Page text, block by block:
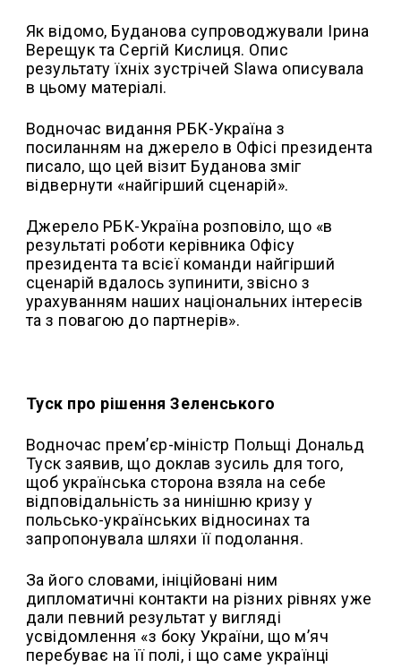
Як відомо, Буданова супроводжували Ірина
Верещук та Сергій Кислиця. Опис
результату їхніх зустрічей Slawa описувала
в цьому матеріалі.
Водночас видання РБК-Україна з
посиланням на джерело в Офісі президента
писало, що цей візит Буданова зміг
відвернути «найгірший сценарій».
Джерело РБК-Україна розповіло, що «в
результаті роботи керівника Офісу
президента та всієї команди найгірший
сценарій вдалось зупинити, звісно з
урахуванням наших національних інтересів
та з повагою до партнерів».
Туск про рішення Зеленського
Водночас прем’єр-міністр Польщі Дональд
Туск заявив, що доклав зусиль для того,
щоб українська сторона взяла на себе
відповідальність за нинішню кризу у
польсько-українських відносинах та
запропонувала шляхи її подолання.
За його словами, ініційовані ним
дипломатичні контакти на різних рівнях уже
дали певний результат у вигляді
усвідомлення «з боку України, що м’яч
перебуває на її полі, і що саме українці